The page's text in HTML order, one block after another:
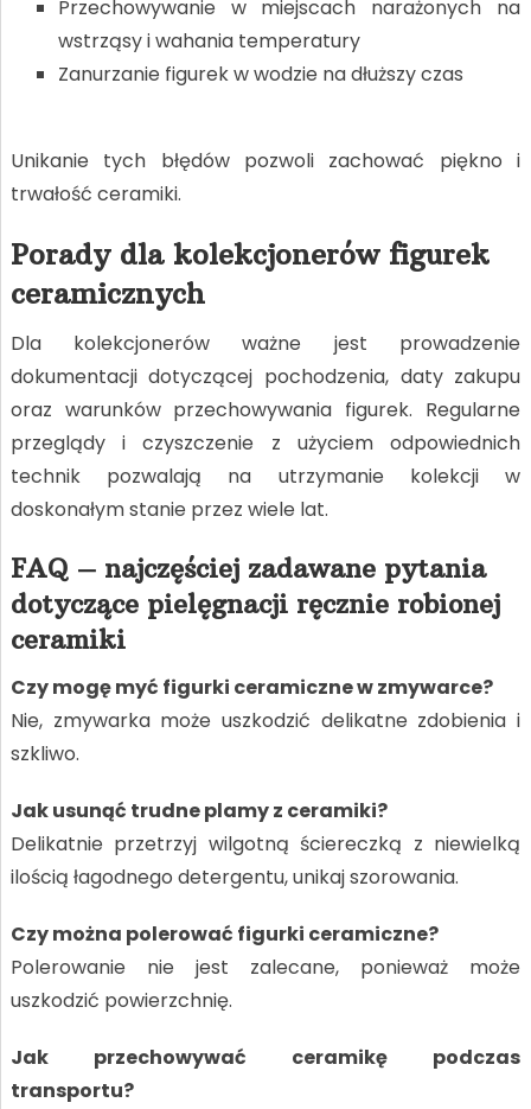
Przechowywanie w miejscach narażonych na
wstrząsy i wahania temperatury
Zanurzanie figurek w wodzie na dłuższy czas
Unikanie tych błędów pozwoli zachować piękno i
trwałość ceramiki.
Porady dla kolekcjonerów figurek
ceramicznych
Dla kolekcjonerów ważne jest prowadzenie
dokumentacji dotyczącej pochodzenia, daty zakupu
oraz warunków przechowywania figurek. Regularne
przeglądy i czyszczenie z użyciem odpowiednich
technik pozwalają na utrzymanie kolekcji w
doskonałym stanie przez wiele lat.
FAQ – najczęściej zadawane pytania
dotyczące pielęgnacji ręcznie robionej
ceramiki
Czy mogę myć figurki ceramiczne w zmywarce?
Nie, zmywarka może uszkodzić delikatne zdobienia i
szkliwo.
Jak usunąć trudne plamy z ceramiki?
Delikatnie przetrzyj wilgotną ściereczką z niewielką
ilością łagodnego detergentu, unikaj szorowania.
Czy można polerować figurki ceramiczne?
Polerowanie nie jest zalecane, ponieważ może
uszkodzić powierzchnię.
Jak przechowywać ceramikę podczas
transportu?